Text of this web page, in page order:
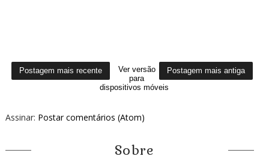
Postagem mais recente Postagem mais antiga
Ver versão
para
dispositivos móveis
Assinar: Postar comentários (Atom)
Sobre